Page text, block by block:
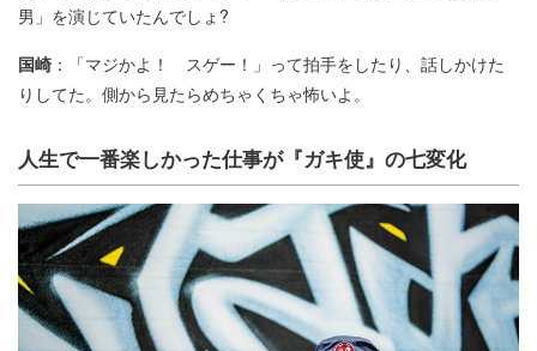
男」を演じていたんでしょ?
国崎 ：「マジかよ！ スゲー！」って拍手をしたり、話しかけた
りしてた。側から見たらめちゃくちゃ怖いよ。
人生で一番楽しかった仕事が『ガキ使』の七変化